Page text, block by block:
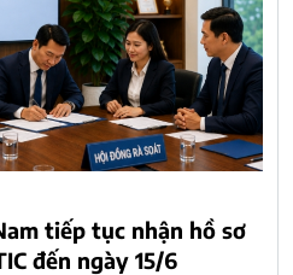
tiếp tục nhận hồ sơ
đến ngày 15/6